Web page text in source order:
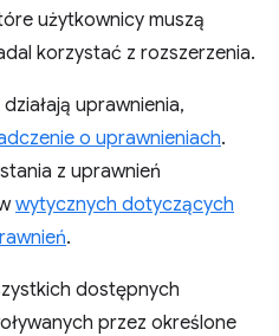
użytkownicy muszą
korzystać z rozszerzenia.
uprawnienia,
o uprawnieniach.
z uprawnień
wytycznych dotyczących
.
dostępnych
przez określone